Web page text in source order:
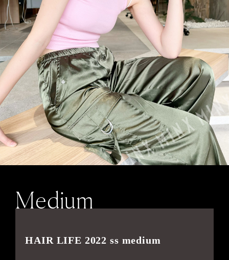
Medium
HAIR LIFE 2022 ss medium